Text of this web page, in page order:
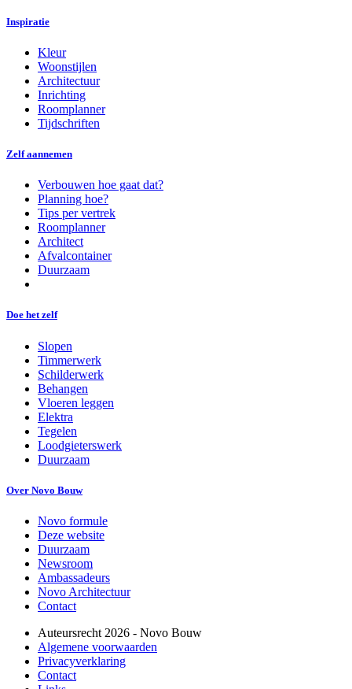
Inspiratie
Kleur
Woonstijlen
Architectuur
Inrichting
Roomplanner
Tijdschriften
Zelf aannemen
Verbouwen hoe gaat dat?
Planning hoe?
Tips per vertrek
Roomplanner
Architect
Afvalcontainer
Duurzaam
Doe het zelf
Slopen
Timmerwerk
Schilderwerk
Behangen
Vloeren leggen
Elektra
Tegelen
Loodgieterswerk
Duurzaam
Over Novo Bouw
Novo formule
Deze website
Duurzaam
Newsroom
Ambassadeurs
Novo Architectuur
Contact
Auteursrecht 2026 - Novo Bouw
Algemene voorwaarden
Privacyverklaring
Contact